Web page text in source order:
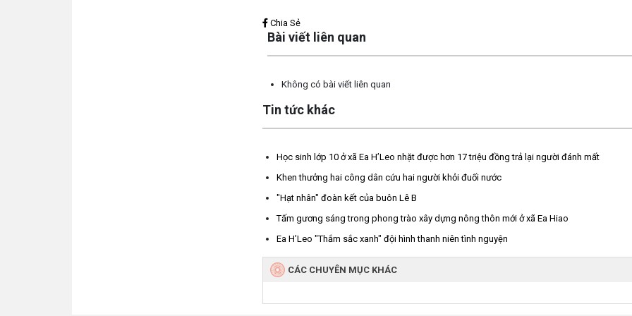
Chia Sẻ
Bài viết liên quan
Không có bài viết liên quan
Tin tức khác
Học sinh lớp 10 ở xã Ea H’Leo nhặt được hơn 17 triệu đồng trả lại người đánh mất
Khen thưởng hai công dân cứu hai người khỏi đuối nước
"Hạt nhân" đoàn kết của buôn Lê B
Tấm gương sáng trong phong trào xây dựng nông thôn mới ở xã Ea Hiao
Ea H’Leo "Thắm sắc xanh" đội hình thanh niên tình nguyện
CÁC CHUYÊN MỤC KHÁC